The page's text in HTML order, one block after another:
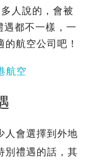
人說的，會被
都不一樣，一
航空公司吧！
航空
人會選擇到外地
別禮遇的話，其